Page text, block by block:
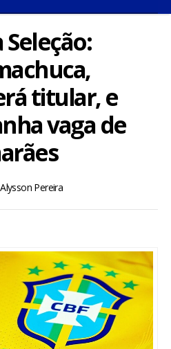
Seleção:
titular, e
vaga de
Alysson Pereira